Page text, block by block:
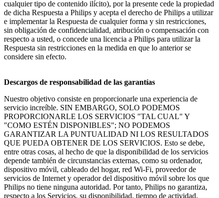
cualquier tipo de contenido ilícito), por la presente cede la propiedad
de dicha Respuesta a Philips y acepta el derecho de Philips a utilizar
e implementar la Respuesta de cualquier forma y sin restricciones,
sin obligación de confidencialidad, atribución o compensación con
respecto a usted, o concede una licencia a Philips para utilizar la
Respuesta sin restricciones en la medida en que lo anterior se
considere sin efecto.
Descargos de responsabilidad de las garantías
Nuestro objetivo consiste en proporcionarle una experiencia de
servicio increíble. SIN EMBARGO, SOLO PODEMOS
PROPORCIONARLE LOS SERVICIOS "TAL CUAL" Y
"COMO ESTÉN DISPONIBLES"; NO PODEMOS
GARANTIZAR LA PUNTUALIDAD NI LOS RESULTADOS
QUE PUEDA OBTENER DE LOS SERVICIOS. Esto se debe,
entre otras cosas, al hecho de que la disponibilidad de los servicios
depende también de circunstancias externas, como su ordenador,
dispositivo móvil, cableado del hogar, red Wi-Fi, proveedor de
servicios de Internet y operador del dispositivo móvil sobre los que
Philips no tiene ninguna autoridad. Por tanto, Philips no garantiza,
respecto a los Servicios, su disponibilidad, tiempo de actividad,